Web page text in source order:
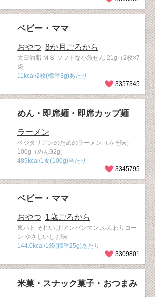
ベビー・ママ
おやつ 8か月ごろから
太田油脂 ＭＳ ソフトな小魚せん 21g（2枚×7
袋
11kcal/2枚(標準3g)あたり
3357345
めん・即席麺・即席カップ麺
ラーメン
ベジタリアンのためのラーメン（みそ味）
100g（めん92g）
489kcal/1食(100g)当たり
3345795
ベビー・ママ
おやつ 1歳ごろから
東ハト それいけ!アンパンマン ふんわりコー
ン やさしいしお味
144.0kcal/1袋(標準25g)あたり
3309801
米菓・スナック菓子・おつまみ